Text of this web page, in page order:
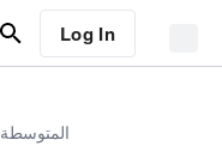
Log In
تعلم لغة SQL المتوسطة